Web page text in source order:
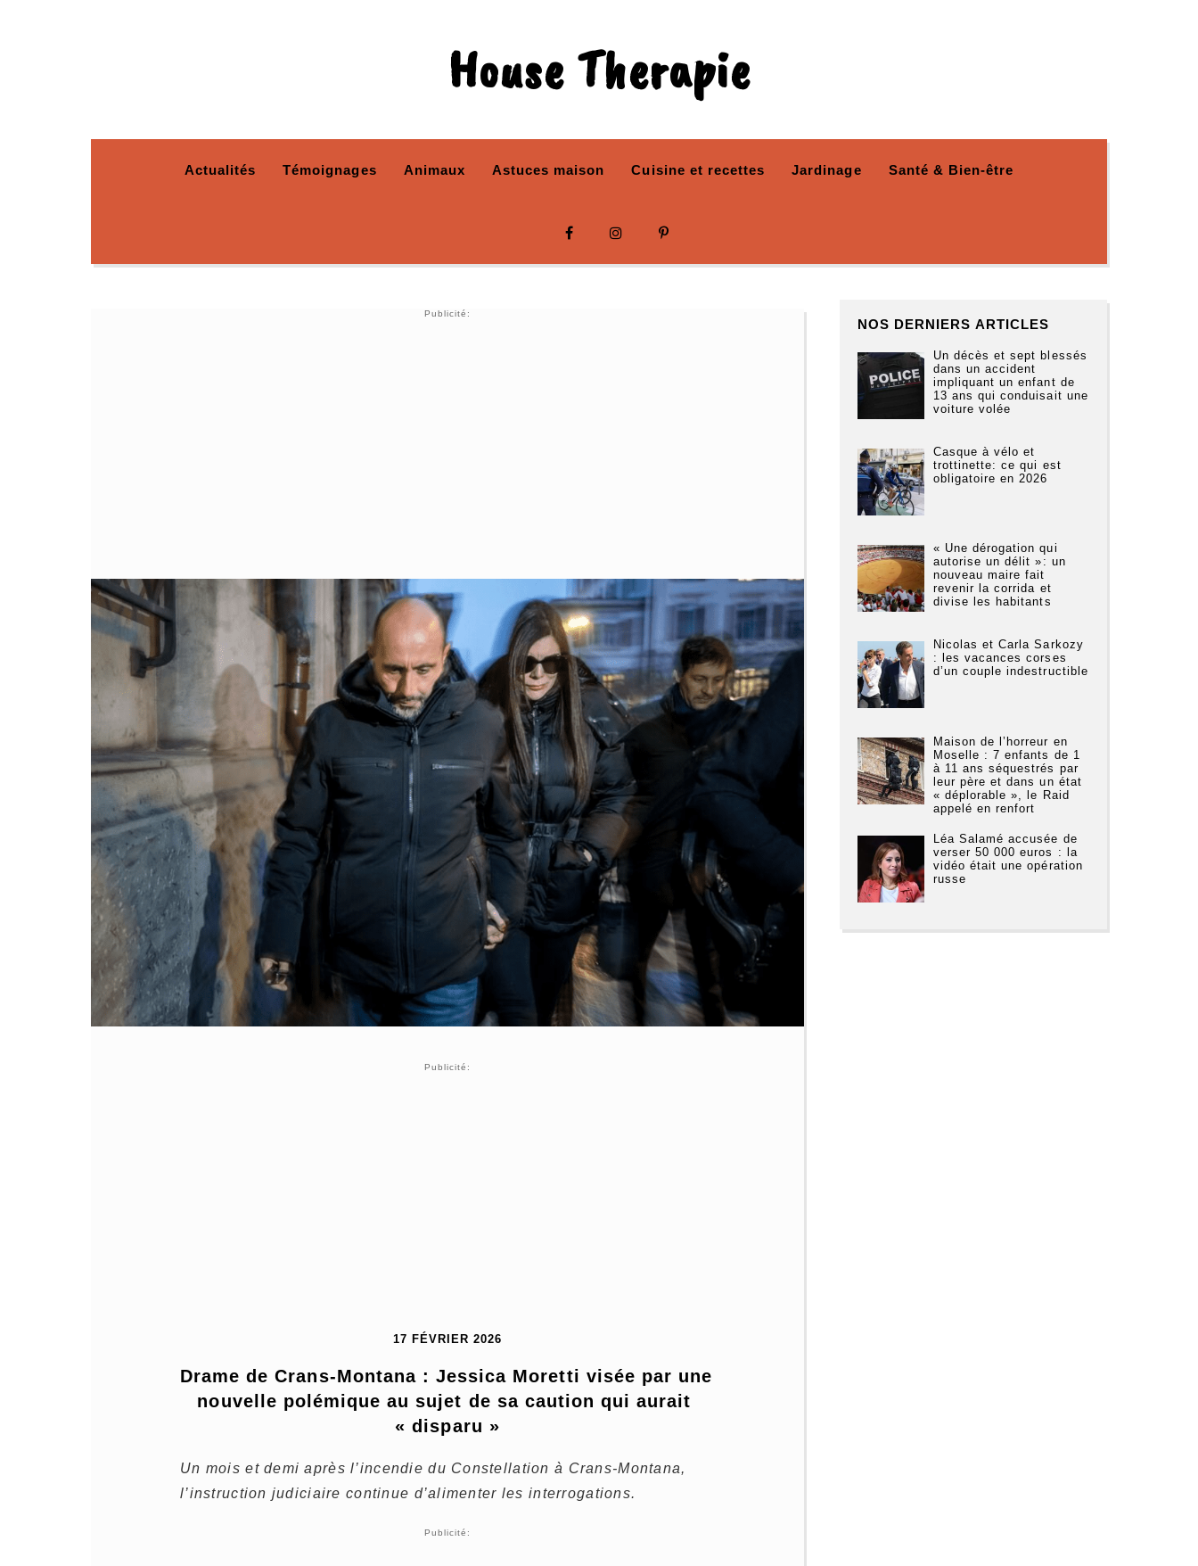
House Therapie
Actualités Témoignages Animaux Astuces maison Cuisine et recettes Jardinage Santé & Bien-être
Publicité:
Publicité:
17 FÉVRIER 2026
Drame de Crans-Montana : Jessica Moretti visée par une
nouvelle polémique au sujet de sa caution qui aurait
« disparu »
Un mois et demi après l’incendie du Constellation à Crans-Montana,
l’instruction judiciaire continue d’alimenter les interrogations.
Publicité:
NOS DERNIERS ARTICLES
Un décès et sept blessés
dans un accident
impliquant un enfant de
13 ans qui conduisait une
voiture volée
Casque à vélo et
trottinette: ce qui est
obligatoire en 2026
« Une dérogation qui
autorise un délit »: un
nouveau maire fait
revenir la corrida et
divise les habitants
Nicolas et Carla Sarkozy
: les vacances corses
d’un couple indestructible
Maison de l’horreur en
Moselle : 7 enfants de 1
à 11 ans séquestrés par
leur père et dans un état
« déplorable », le Raid
appelé en renfort
Léa Salamé accusée de
verser 50 000 euros : la
vidéo était une opération
russe